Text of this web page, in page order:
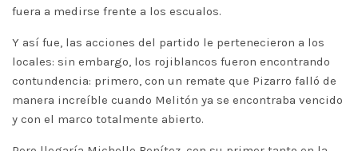
fuera a medirse frente a los escualos.
Y así fue, las acciones del partido le pertenecieron a los
locales: sin embargo, los rojiblancos fueron encontrando
contundencia: primero, con un remate que Pizarro falló de
manera increíble cuando Melitón ya se encontraba vencido
y con el marco totalmente abierto.